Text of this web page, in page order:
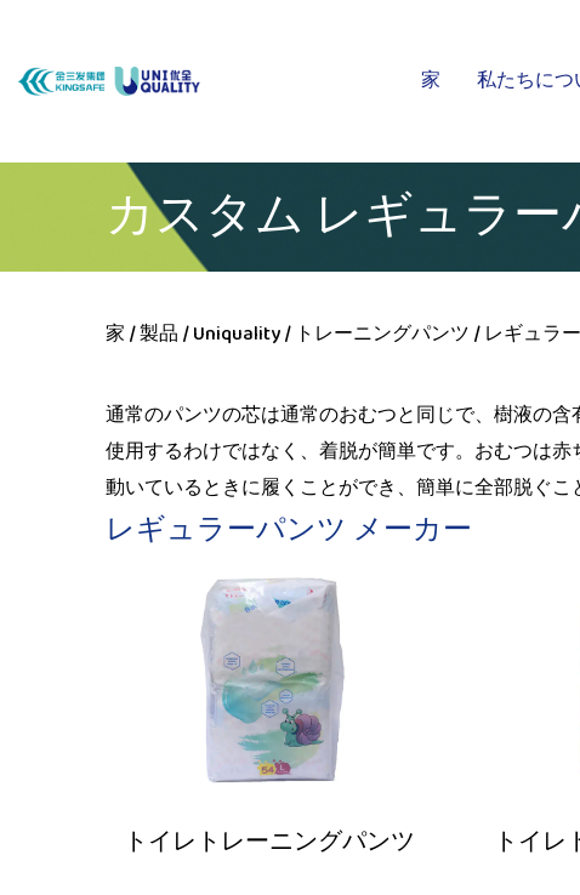
家 私たちにつ
カスタム レギュラー
家 /製品 /Uniquality/ トレーニングパンツ / レギュラ
通常のパンツの芯は通常のおむつと同じで、樹液の
使用するわけではなく、着脱が簡単です。おむつは
動いているときに履くことができ、簡単に全部脱ぐ
レギュラーパンツ メーカー
トイレトレーニングパンツ トイ